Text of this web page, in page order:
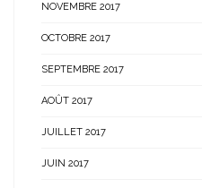
NOVEMBRE 2017
OCTOBRE 2017
SEPTEMBRE 2017
AOÛT 2017
JUILLET 2017
JUIN 2017